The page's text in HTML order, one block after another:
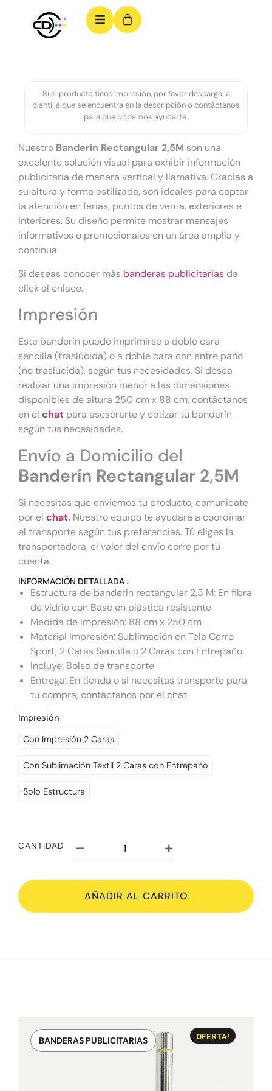
Si el producto tiene impresión, por favor descarga la
plantilla que se encuentra en la descripción o contáctanos
para que podamos ayudarte.
Nuestro Banderín Rectangular 2,5M son una
excelente solución visual para exhibir información
publicitaria de manera vertical y llamativa. Gracias a
su altura y forma estilizada, son ideales para captar
la atención en ferias, puntos de venta, exteriores e
interiores. Su diseño permite mostrar mensajes
informativos o promocionales en un área amplia y
continua.
Si deseas conocer más banderas publicitarias da
click al enlace.
Impresión
Este banderín puede imprimirse a doble cara
sencilla (traslúcida) o a doble cara con entre paño
(no traslucida), según tus necesidades. Si desea
realizar una impresión menor a las dimensiones
disponibles de altura 250 cm x 88 cm, contáctanos
en el chat para asesorarte y cotizar tu banderín
según tus necesidades.
Envío a Domicilio del
Banderín Rectangular 2,5M
Si necesitas que enviemos tu producto, comunícate
por el chat. Nuestro equipo te ayudará a coordinar
el transporte según tus preferencias. Tú eliges la
transportadora, el valor del envío corre por tu
cuenta.
INFORMACIÓN DETALLADA :
Estructura de banderín rectangular 2,5 M: En fibra
de vidrio con Base en plástica resistente
Medida de Impresión: 88 cm x 250 cm
Material Impresión: Sublimación en Tela Cerro
Sport, 2 Caras Sencilla o 2 Caras con Entrepaño.
Incluye: Bolso de transporte
Entrega: En tienda o si necesitas transporte para
tu compra, contáctanos por el chat
Impresión
Con Impresión 2 Caras
Con Sublimación Textil 2 Caras con Entrepaño
Solo Estructura
CANTIDAD
AÑADIR AL CARRITO
OFERTA!
BANDERAS PUBLICITARIAS